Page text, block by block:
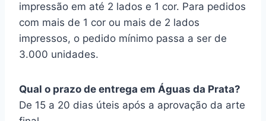
impressão em até 2 lados e 1 cor. Para pedidos
com mais de 1 cor ou mais de 2 lados
impressos, o pedido mínimo passa a ser de
3.000 unidades.
Qual o prazo de entrega em Águas da Prata?
De 15 a 20 dias úteis após a aprovação da arte